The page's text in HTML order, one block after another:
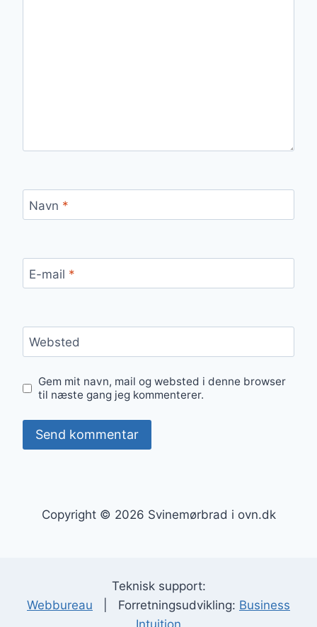
Navn *
E-mail *
Websted
Gem mit navn, mail og websted i denne browser
til næste gang jeg kommenterer.
Copyright © 2026 Svinemørbrad i ovn.dk
Teknisk support:
Webbureau | Forretningsudvikling: Business